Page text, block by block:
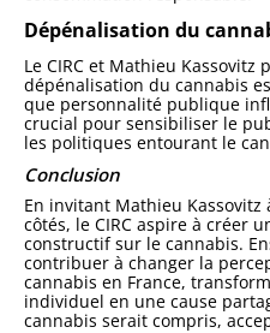
Dépénalisation du
Le CIRC et Mathieu
dépénalisation du cannabis
que personnalité publique
crucial pour sensibiliser le
les politiques entourant le
Conclusion
En invitant Mathieu
côtés, le CIRC aspire à créer
constructif sur le cannabis.
contribuer à changer la
cannabis en France,
individuel en une cause
cannabis serait compris,